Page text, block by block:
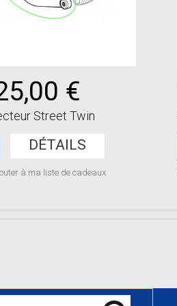
€
Street Twin
DÉTAILS
à ma liste de cadeaux